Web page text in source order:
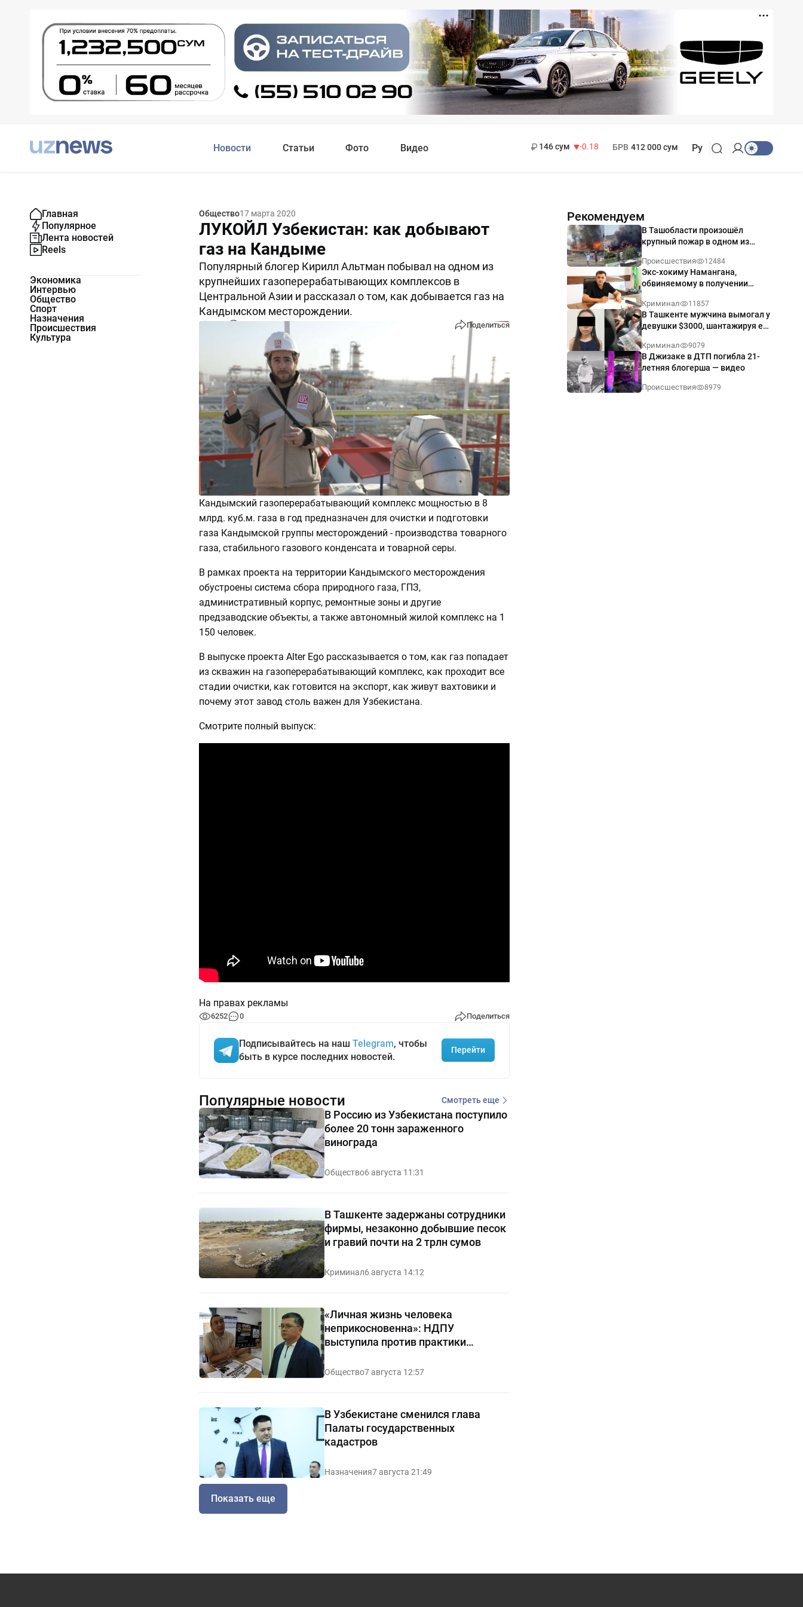
Новости Статьи Фото Видео
146 сум
-0.18
БРВ 412 000 сум Ру
Главная
Популярное
Лента новостей
Reels
Экономика
Интервью
Общество
Спорт
Назначения
Происшествия
Культура
Общество17 марта 2020
ЛУКОЙЛ Узбекистан: как добывают
газ на Кандыме
Популярный блогер Кирилл Альтман побывал на одном из
крупнейших газоперерабатывающих комплексов в
Центральной Азии и рассказал о том, как добывается газ на
Кандымском месторождении.
Поделиться
Кандымский газоперерабатывающий комплекс мощностью в 8
млрд. куб.м. газа в год предназначен для очистки и подготовки
газа Кандымской группы месторождений - производства товарного
газа, стабильного газового конденсата и товарной серы.
В рамках проекта на территории Кандымского месторождения
обустроены система сбора природного газа, ГПЗ,
административный корпус, ремонтные зоны и другие
предзаводские объекты, а также автономный жилой комплекс на 1
150 человек.
В выпуске проекта Alter Ego рассказывается о том, как газ попадает
из скважин на газоперерабатывающий комплекс, как проходит все
стадии очистки, как готовится на экспорт, как живут вахтовики и
почему этот завод столь важен для Узбекистана.
Смотрите полный выпуск:
На правах рекламы
6252 0 Поделиться
Подписывайтесь на наш Telegram, чтобы
быть в курсе последних новостей.
Перейти
Рекомендуем
В Ташобласти произошёл
крупный пожар в одном из
Происшествия 12484
Экс-хокиму Намангана,
обвиняемому в получении
приговор
Криминал 11857
В Ташкенте мужчина вымогал у
девушки $3000, шантажируя её
Криминал 9079
В Джизаке в ДТП погибла 21-
летняя блогерша — видео
Происшествия 8979
Популярные новости Смотреть еще
В Россию из Узбекистана поступило
более 20 тонн зараженного
винограда
Общество6 августа 11:31
В Ташкенте задержаны сотрудники
фирмы, незаконно добывшие песок
и гравий почти на 2 трлн сумов
Криминал6 августа 14:12
«Личная жизнь человека
неприкосновенна»: НДПУ
выступила против практики
«позорных домов и махаллей»
Общество7 августа 12:57
В Узбекистане сменился глава
Палаты государственных
кадастров
Назначения7 августа 21:49
Показать еще